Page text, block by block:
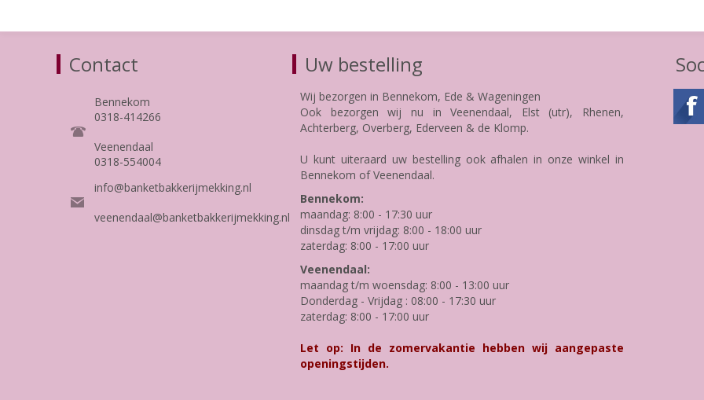
Contact
Bennekom
0318-414266
Veenendaal
0318-554004
info@banketbakkerijmekking.nl
veenendaal@banketbakkerijmekking.nl
Uw bestelling
Wij bezorgen in Bennekom, Ede & Wageningen
Ook bezorgen wij nu in Veenendaal, Elst (utr), Rhenen,
Achterberg, Overberg, Ederveen & de Klomp.
U kunt uiteraard uw bestelling ook afhalen in onze winkel in
Bennekom of Veenendaal.
Bennekom:
maandag: 8:00 - 17:30 uur
dinsdag t/m vrijdag: 8:00 - 18:00 uur
zaterdag: 8:00 - 17:00 uur
Veenendaal:
maandag t/m woensdag: 8:00 - 13:00 uur
Donderdag - Vrijdag : 08:00 - 17:30 uur
zaterdag: 8:00 - 17:00 uur
Let op: In de zomervakantie hebben wij aangepaste
openingstijden.